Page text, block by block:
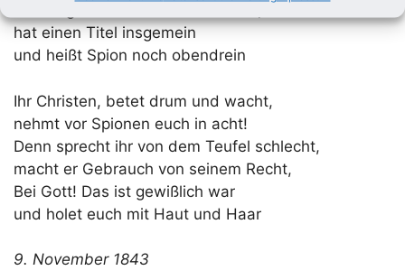
hat einen Titel insgemein
und heißt Spion noch obendrein
Ihr Christen, betet drum und wacht,
nehmt vor Spionen euch in acht!
Denn sprecht ihr von dem Teufel schlecht,
macht er Gebrauch von seinem Recht,
Bei Gott! Das ist gewißlich war
und holet euch mit Haut und Haar
9. November 1843